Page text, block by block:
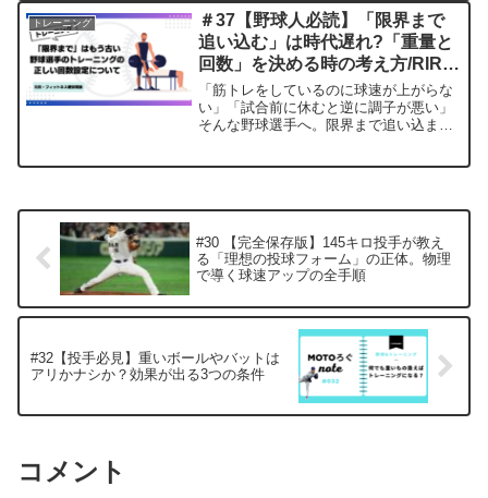
ついて、一人のトレーナー・投手として
の視点から深掘りします。
トレーニング
＃37【野球人必読】「限界まで
追い込む」は時代遅れ?「重量と
回数」を決める時の考え方/RIRと
フィットネスー疲労理論
「筋トレをしているのに球速が上がらな
い」「試合前に休むと逆に調子が悪い」
そんな野球選手へ。限界まで追い込まず
#30 【完全保存版】145キロ投手が教え
る「理想の投球フォーム」の正体。物理
で導く球速アップの全手順
#32【投手必見】重いボールやバットは
アリかナシか？効果が出る3つの条件
コメント